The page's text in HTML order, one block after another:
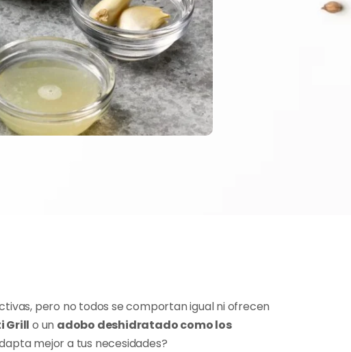
pero no todos se comportan igual ni ofrecen
Grill o un adobo deshidratado como los
mejor a tus necesidades?